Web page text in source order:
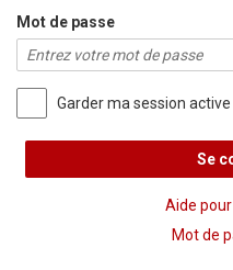
Mot de passe
Garder ma session active
Se
Aide
Mot de